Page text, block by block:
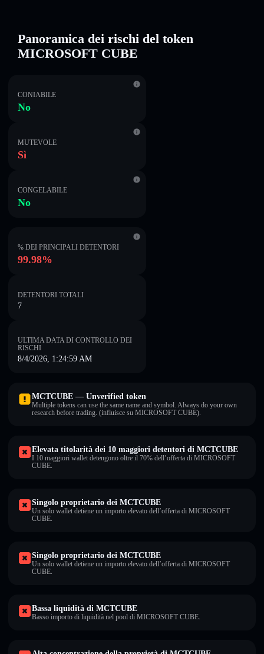
Panoramica dei rischi del token
MICROSOFT CUBE
CONIABILE
No
MUTEVOLE
Sì
CONGELABILE
No
% DEI PRINCIPALI DETENTORI
99.98%
DETENTORI TOTALI
7
ULTIMA DATA DI CONTROLLO DEI
RISCHI
8/4/2026, 1:24:59 AM
MCTCUBE — Unverified token
Multiple tokens can use the same name and symbol. Always do your own
research before trading. (influisce su MICROSOFT CUBE).
Elevata titolarità dei 10 maggiori detentori di MCTCUBE
I 10 maggiori wallet detengono oltre il 70% dell’offerta di MICROSOFT
CUBE.
Singolo proprietario dei MCTCUBE
Un solo wallet detiene un importo elevato dell’offerta di MICROSOFT
CUBE.
Singolo proprietario dei MCTCUBE
Un solo wallet detiene un importo elevato dell’offerta di MICROSOFT
CUBE.
Bassa liquidità di MCTCUBE
Basso importo di liquidità nel pool di MICROSOFT CUBE.